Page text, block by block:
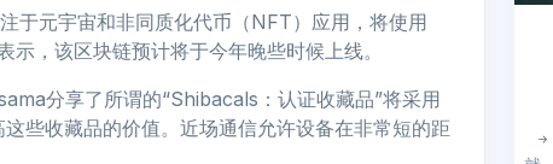
于元宇宙和非同质化代币（NFT）应用，将使用
，该区块链预计将于今年晚些时候上线。
分享了所谓的“Shibacals：认证收藏品”将采用
些收藏品的价值。近场通信允许设备在非常短的距